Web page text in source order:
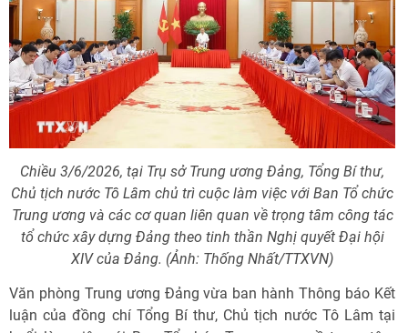
Chiều 3/6/2026, tại Trụ sở Trung ương Đảng, Tổng Bí thư,
Chủ tịch nước Tô Lâm chủ trì cuộc làm việc với Ban Tổ chức
Trung ương và các cơ quan liên quan về trọng tâm công tác
tổ chức xây dựng Đảng theo tinh thần Nghị quyết Đại hội
XIV của Đảng. (Ảnh: Thống Nhất/TTXVN)
Văn phòng Trung ương Đảng vừa ban hành Thông báo Kết
luận của đồng chí Tổng Bí thư, Chủ tịch nước Tô Lâm tại